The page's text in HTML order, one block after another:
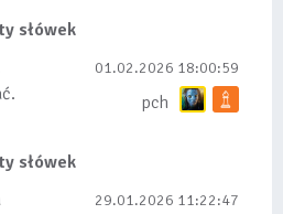
słówek
01.02.2026 18:00:59
pch
słówek
29.01.2026 11:22:47